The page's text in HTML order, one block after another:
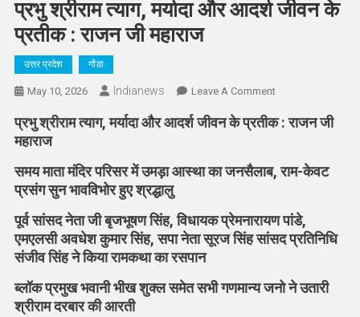
प्रभु श्रीराम त्याग, मर्यादा और आदर्श जीवन के
प्रतीक : राजन जी महाराज
उत्तर प्रदेश गोंडा
May 10, 2026 Indianews Leave A CommentOn
श्रीराम
मर्यादा
और
जीवन
के
राजन
प्रभु श्रीराम त्याग, मर्यादा और आदर्श जीवन के प्रतीक : राजन जी
महाराज
समय माता मंदिर परिसर में उमड़ा आस्था का जनसैलाब, राम-केवट
प्रसंग सुन भावविभोर हुए श्रद्धालु
पूर्व सांसद नेता जी बृजभूषण सिंह, विधायक प्रेमनारायण पांडे,
एमएलसी अवधेश कुमार सिंह, सपा नेता सूरज सिंह सांसद प्रतिनिधि
संजीव सिंह ने किया रामकथा का रसपान
ब्लॉक प्रमुख भवानी भीख शुक्ल समेत सभी गणमान्य जनो ने उतारी
श्रीराम दरबार की आरती